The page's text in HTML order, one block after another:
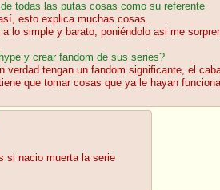
todas las putas cosas como su referente
esto explica muchas cosas.
lo simple y barato, poniéndolo asi me
y crear fandom de sus series?
verdad tengan un fandom significante, el
que tomar cosas que ya le hayan
si nacio muerta la serie